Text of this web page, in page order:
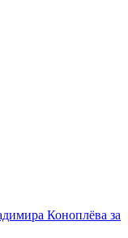
Коноплёва за